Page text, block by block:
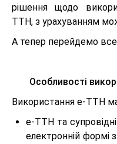
рішення щодо
ТТН, з урахуванням
А тепер перейдемо
Особливості
Використання е-ТТН
е-ТТН та
електронній формі